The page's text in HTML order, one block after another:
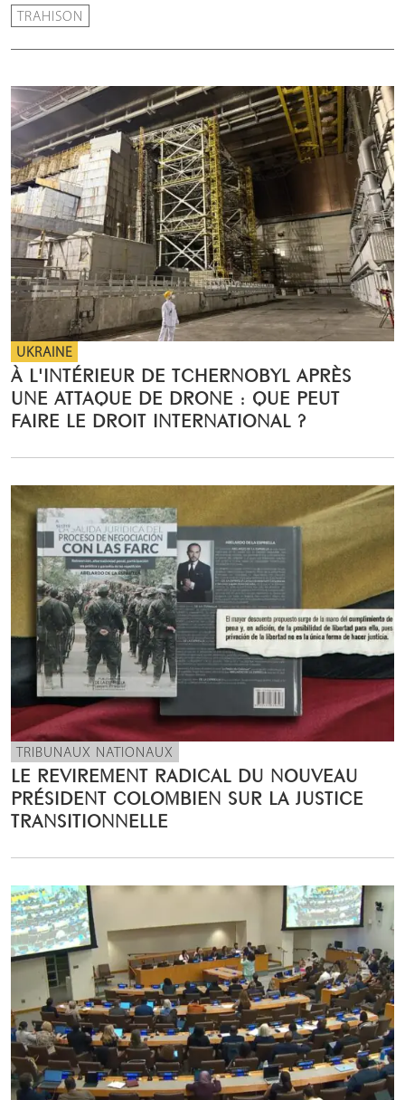
TRAHISON
UKRAINE
À L'INTÉRIEUR DE TCHERNOBYL APRÈS
UNE ATTAQUE DE DRONE : QUE PEUT
FAIRE LE DROIT INTERNATIONAL ?
TRIBUNAUX NATIONAUX
LE REVIREMENT RADICAL DU NOUVEAU
PRÉSIDENT COLOMBIEN SUR LA JUSTICE
TRANSITIONNELLE